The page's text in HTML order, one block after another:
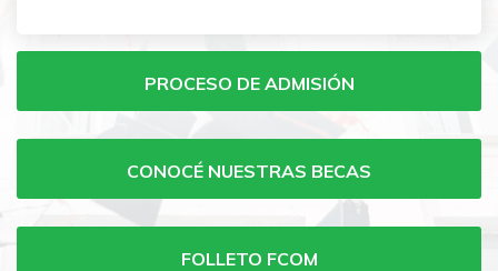
carreras
grado
FCOM
PROCESO DE ADMISIÓN
CONOCÉ NUESTRAS BECAS
FOLLETO FCOM